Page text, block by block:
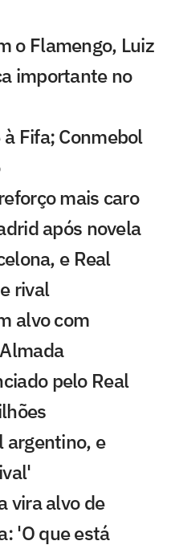
o Flamengo, Luiz
importante no
Fifa; Conmebol
mais caro
após novela
e Real
rival
alvo com
pelo Real
argentino, e
vira alvo de
'O que está